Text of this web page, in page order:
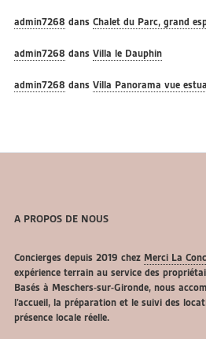
admin7268 dans Chalet du Parc, grand
admin7268 dans Villa le Dauphin
admin7268 dans Villa Panorama vue
A PROPOS DE NOUS
Concierges depuis 2019 chez Merci La
expérience terrain au service des
Basés à Meschers-sur-Gironde, nous
l’accueil, la préparation et le suivi des
présence locale réelle.